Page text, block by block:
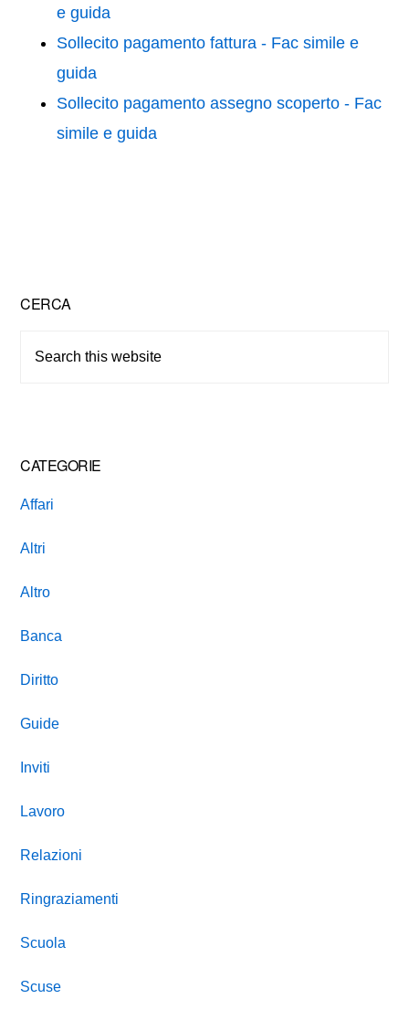
e guida
Sollecito pagamento fattura - Fac simile e
guida
Sollecito pagamento assegno scoperto - Fac
simile e guida
Primary
Sidebar
CERCA
CATEGORIE
Affari
Altri
Altro
Banca
Diritto
Guide
Inviti
Lavoro
Relazioni
Ringraziamenti
Scuola
Scuse